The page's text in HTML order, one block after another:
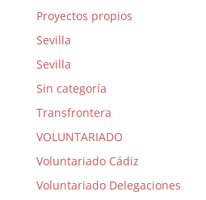
Proyectos propios
Sevilla
Sevilla
Sin categoría
Transfrontera
VOLUNTARIADO
Voluntariado Cádiz
Voluntariado Delegaciones